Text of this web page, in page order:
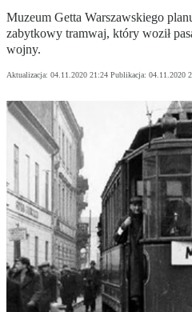
Muzeum Getta Warszawskiego
zabytkowy tramwaj, który woził
wojny.
Aktualizacja: 04.11.2020 21:24 Publikacja: 04.11.2020